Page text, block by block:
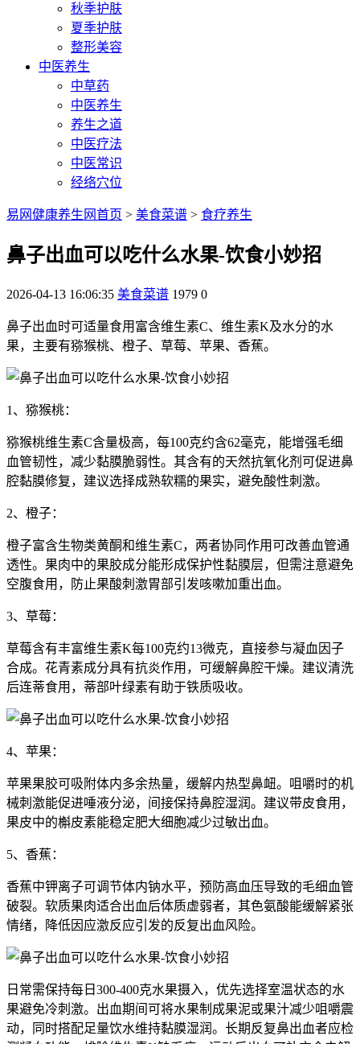
秋季护肤
夏季护肤
整形美容
中医养生
中草药
中医养生
养生之道
中医疗法
中医常识
经络穴位
易网健康养生网首页 > 美食菜谱 > 食疗养生
鼻子出血可以吃什么水果-饮食小妙招
2026-04-13 16:06:35 美食菜谱 1979 0
鼻子出血时可适量食用富含维生素C、维生素K及水分的水
果，主要有猕猴桃、橙子、草莓、苹果、香蕉。
1、猕猴桃：
猕猴桃维生素C含量极高，每100克约含62毫克，能增强毛细
血管韧性，减少黏膜脆弱性。其含有的天然抗氧化剂可促进鼻
腔黏膜修复，建议选择成熟软糯的果实，避免酸性刺激。
2、橙子：
橙子富含生物类黄酮和维生素C，两者协同作用可改善血管通
透性。果肉中的果胶成分能形成保护性黏膜层，但需注意避免
空腹食用，防止果酸刺激胃部引发咳嗽加重出血。
3、草莓：
草莓含有丰富维生素K每100克约13微克，直接参与凝血因子
合成。花青素成分具有抗炎作用，可缓解鼻腔干燥。建议清洗
后连蒂食用，蒂部叶绿素有助于铁质吸收。
4、苹果：
苹果果胶可吸附体内多余热量，缓解内热型鼻衄。咀嚼时的机
械刺激能促进唾液分泌，间接保持鼻腔湿润。建议带皮食用，
果皮中的槲皮素能稳定肥大细胞减少过敏出血。
5、香蕉：
香蕉中钾离子可调节体内钠水平，预防高血压导致的毛细血管
破裂。软质果肉适合出血后体质虚弱者，其色氨酸能缓解紧张
情绪，降低因应激反应引发的反复出血风险。
日常需保持每日300-400克水果摄入，优先选择室温状态的水
果避免冷刺激。出血期间可将水果制成果泥或果汁减少咀嚼震
动，同时搭配足量饮水维持黏膜湿润。长期反复鼻出血者应检